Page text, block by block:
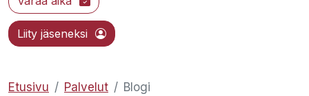
Liity jäseneksi
Etusivu Palvelut Blogi